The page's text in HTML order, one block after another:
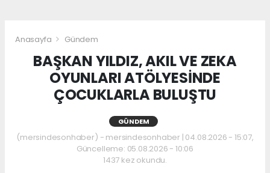
Anasayfa Gündem
BAŞKAN YILDIZ, AKIL VE ZEKA
OYUNLARI ATÖLYESİNDE
ÇOCUKLARLA BULUŞTU
GÜNDEM
(mersindesonhaber) - mersindesonhaber | 04.08.2026 - 15:07,
Güncelleme: 05.08.2026 - 10:06
1437 kez okundu.